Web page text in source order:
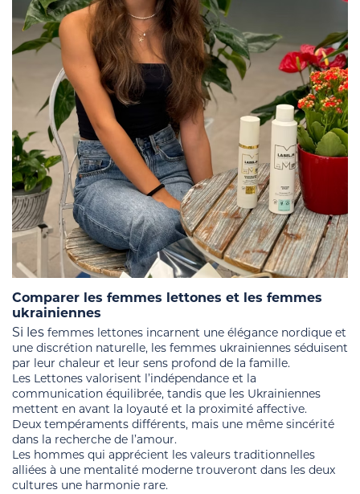
Comparer les femmes lettones et les femmes
ukrainiennes
Si les femmes lettones incarnent une élégance nordique et
une discrétion naturelle, les femmes ukrainiennes séduisent
par leur chaleur et leur sens profond de la famille.
Les Lettones valorisent l’indépendance et la
communication équilibrée, tandis que les Ukrainiennes
mettent en avant la loyauté et la proximité affective.
Deux tempéraments différents, mais une même sincérité
dans la recherche de l’amour.
Les hommes qui apprécient les valeurs traditionnelles
alliées à une mentalité moderne trouveront dans les deux
cultures une harmonie rare.